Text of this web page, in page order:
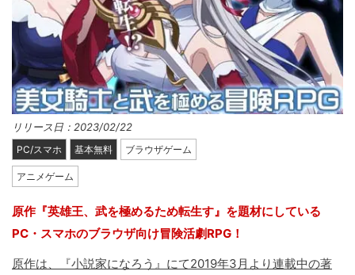
リリース日：2023/02/22
PC/スマホ 基本無料 ブラウザゲーム
アニメゲーム
原作『英雄王、武を極めるため転生す』を題材にしている
PC・スマホのブラウザ向け冒険活劇RPG！
原作は、『小説家になろう』にて2019年3月より連載中の著